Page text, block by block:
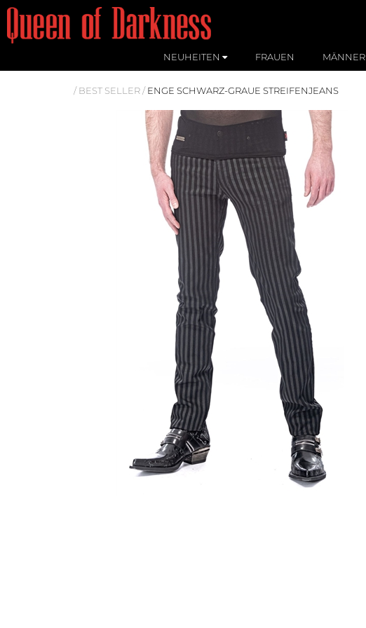
NEUHEITEN FRAUEN MÄNNER
/ BEST SELLER / ENGE SCHWARZ-GRAUE STREIFENJEANS